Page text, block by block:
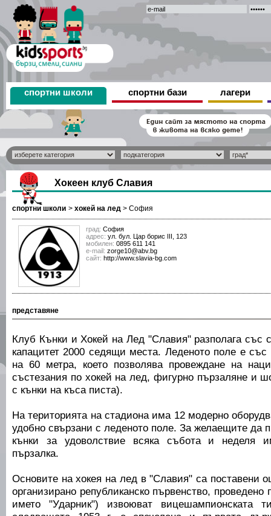
спортни школи спортни бази лагери
Хокеен клуб Славия
спортни школи > хокей на лед > София
град: София
адрес: ул. бул. Цар борис III, 123
мобилен: 0895 611 141
е-mail: zorge10@abv.bg
сайт: http://www.slavia-bg.com
представяне
Клуб Кънки и Хокей на Лед "Славия" разполага със
капацитет 2000 седящи места. Леденото поле е
на 60 метра, което позволява провеждане на
състезания по хокей на лед, фигурно пързаляне и
с кънки на къса писта).
На територията на стадиона има 12 модерно
удобно свързани с леденото поле. За желаещите да
кънки за удоволствие всяка събота и неделя
пързалка.
Основите на хокея на лед в "Славия" са поставени
организирано републиканско първенство, проведено
името "Ударник") извоюват вицешампионската